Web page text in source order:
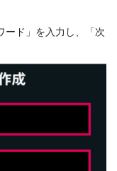
ード」を入力し、「次